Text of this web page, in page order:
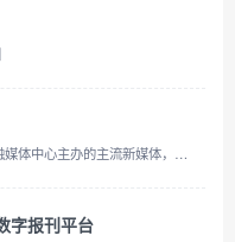
钟祥新闻网网是钟祥市融媒体中心主办的主流新媒体，拥有钟祥电视台视听节目独家网络版权。是钟祥第一视听门户，是钟祥对外宣传的窗口，也是外界了解钟祥的最佳平台。钟祥新闻网网立足钟祥，整合资源，
字报刊平台